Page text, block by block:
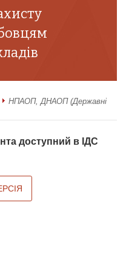
НПАОП, ДНАОП (Державні
доступний в ІДС